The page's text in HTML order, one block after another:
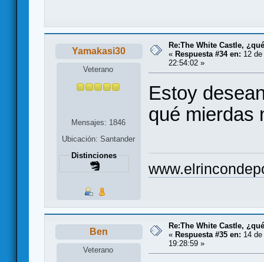
Yamakasi30
Veterano
Mensajes: 1846
Ubicación: Santander
Distinciones
Re:The White Castle,
« Respuesta #34 en: 12
22:54:02 »
Estoy
qué mierdas
Ben
Veterano
Re:The White Castle,
« Respuesta #35 en: 14
19:28:59 »